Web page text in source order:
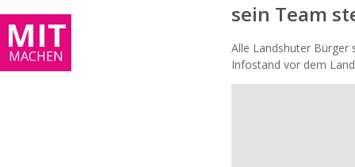
MIT
MACHEN
sein Team
Alle Landshuter Bürger
Infostand vor dem